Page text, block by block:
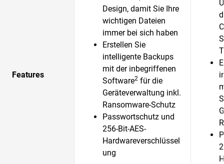
Features
Design, damit Sie Ihre
wichtigen Dateien
immer bei sich haben
Erstellen Sie
intelligente Backups
mit der inbegriffenen
Software2 für die
Geräteverwaltung inkl.
Ransomware-Schutz
Passwortschutz und
256-Bit-AES-
Hardwareverschlüssel
ung